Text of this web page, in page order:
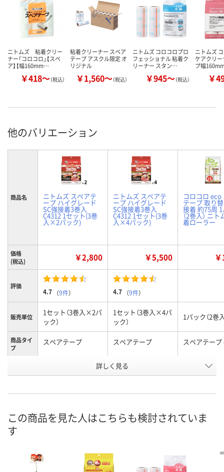
ニトムズ 粘着クリー
ナー「コロコロ」【スペ
ア】【幅160mm…
￥418～（税込）
粘着クリーナー スペア
テープ アスクル限定 オ
リジナル
￥1,560～（税込）
ニトムズ コロコロプロ
フェッショナル 粘着ク
リーナー スタン…
￥945～（税込）
ニトムズ
ケアクリー
プ幅
￥
他のバリエーション
商品名 ニトムズ スペアテ
ープ ハイグレード
SC強接着3巻入
C4312 1セット(3巻
入×2パック)
ニトムズ スペアテ
ープ ハイグレード
SC強接着3巻入
C4312 1セット(3巻
入×4パック)
コロコロ eco
テープ 取り
接着 約75周
（2巻入） ニ
着ローラー
価格
(税込)
￥2,800 ￥5,500
評価
4.7 （9件） 4.7 （9件）
販売単位
1セット（3巻入×2パ
ック）
1セット（3巻入×4パ
ック）
1パック（2巻
商品タイ
プ
スペアテープ スペアテープ スペアテー
HN20377 EP91344
8月8日（土）
カゴへ
詳しく見る
この商品を見た人はこちらも検討されていま
す